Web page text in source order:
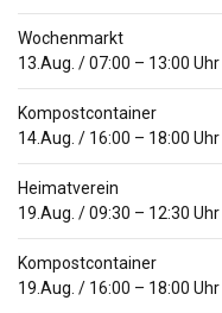
Wochenmarkt
13.Aug. /07:00 – 13:00 Uhr
Kompostcontainer
14.Aug. / 16:00 – 18:00 Uhr
Heimatverein
19.Aug. /09:30 – 12:30 Uhr
Kompostcontainer
19.Aug. / 16:00 – 18:00 Uhr